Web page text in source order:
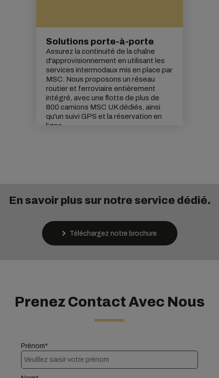
Solutions porte-à-porte
Assurez la continuité de la chaîne
d'approvisionnement en utilisant les
services intermodaux mis en place par
MSC . Nous proposons un réseau
routier et ferroviaire entièrement
intégré, avec une flotte de plus de
800 camions MSC UK dédiés, ainsi
qu'un suivi GPS et la réservation en
ligne.
En savoir plus sur notre service dédié.
Téléchargez notre brochure
Prenez Contact Avec Nous
Prénom*